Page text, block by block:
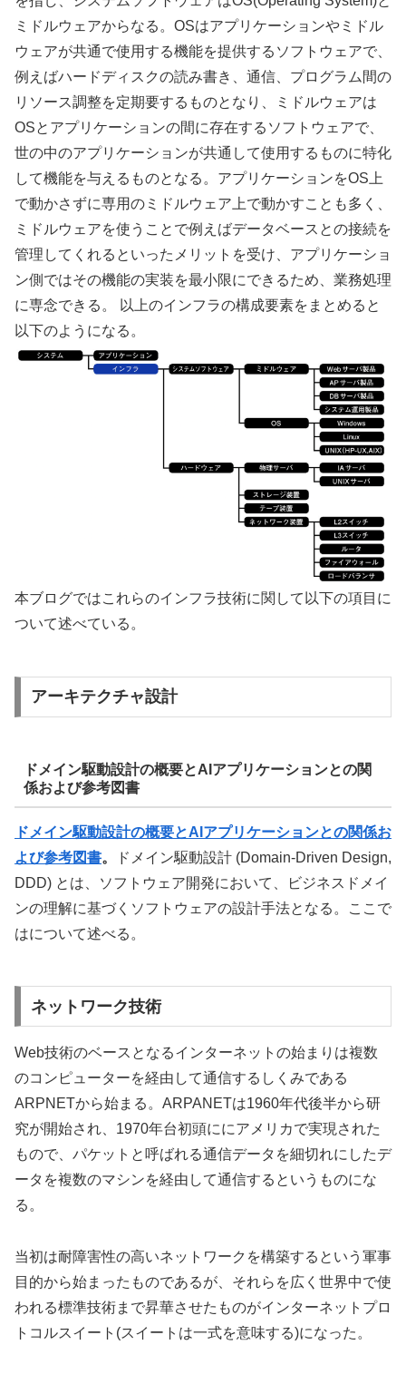
ミドルウェアからなる。OSはアプリケーションやミドル
ウェアが共通で使用する機能を提供するソフトウェアで、
例えばハードディスクの読み書き、通信、プログラム間の
リソース調整を定期要するものとなり、ミドルウェアは
OSとアプリケーションの間に存在するソフトウェアで、
世の中のアプリケーションが共通して使用するものに特化
して機能を与えるものとなる。アプリケーションをOS上
で動かさずに専用のミドルウェア上で動かすことも多く、
ミドルウェアを使うことで例えばデータベースとの接続を
管理してくれるといったメリットを受け、アプリケーショ
ン側ではその機能の実装を最小限にできるため、業務処理
に専念できる。 以上のインフラの構成要素をまとめると
以下のようになる。
本ブログではこれらのインフラ技術に関して以下の項目に
ついて述べている。
アーキテクチャ設計
ドメイン駆動設計の概要とAIアプリケーションとの関
係および参考図書
ドメイン駆動設計の概要とAIアプリケーションとの関係お
よび参考図書。
ドメイン駆動設計 (Domain-Driven Design,
DDD) とは、ソフトウェア開発において、ビジネスドメイ
ンの理解に基づくソフトウェアの設計手法となる。ここで
はについて述べる。
ネットワーク技術
Web技術のベースとなるインターネットの始まりは複数
のコンピューターを経由して通信するしくみである
ARPNETから始まる。ARPANETは1960年代後半から研
究が開始され、1970年台初頭ににアメリカで実現された
もので、パケットと呼ばれる通信データを細切れにしたデ
ータを複数のマシンを経由して通信するというものにな
る。
当初は耐障害性の高いネットワークを構築するという軍事
目的から始まったものであるが、それらを広く世界中で使
われる標準技術まで昇華させたものがインターネットプロ
トコルスイート(スイートは一式を意味する)になった。